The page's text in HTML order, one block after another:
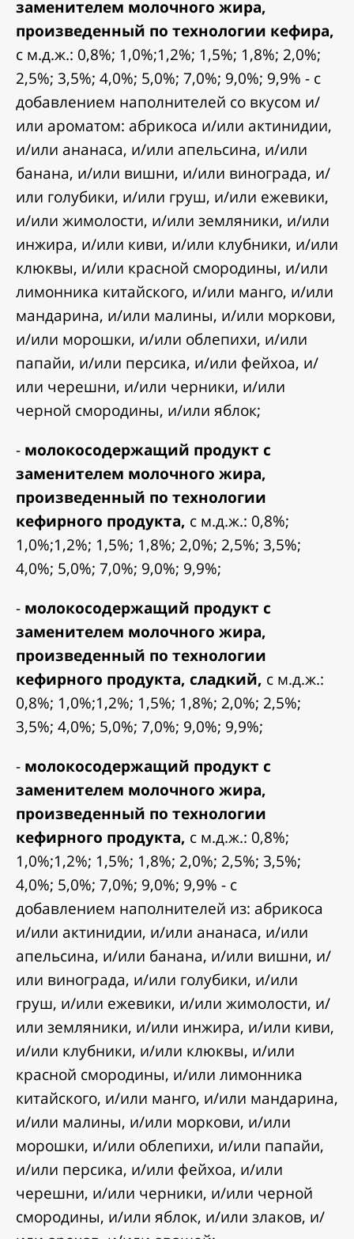
заменителем молочного жира,
произведенный по технологии кефира,
с м.д.ж.: 0,8%; 1,0%;1,2%; 1,5%; 1,8%; 2,0%;
2,5%; 3,5%; 4,0%; 5,0%; 7,0%; 9,0%; 9,9% - с
добавлением наполнителей со вкусом и/
или ароматом: абрикоса и/или актинидии,
и/или ананаса, и/или апельсина, и/или
банана, и/или вишни, и/или винограда, и/
или голубики, и/или груш, и/или ежевики,
и/или жимолости, и/или земляники, и/или
инжира, и/или киви, и/или клубники, и/или
клюквы, и/или красной смородины, и/или
лимонника китайского, и/или манго, и/или
мандарина, и/или малины, и/или моркови,
и/или морошки, и/или облепихи, и/или
папайи, и/или персика, и/или фейхоа, и/
или черешни, и/или черники, и/или
черной смородины, и/или яблок;
- молокосодержащий продукт с
заменителем молочного жира,
произведенный по технологии
кефирного продукта, с м.д.ж.: 0,8%;
1,0%;1,2%; 1,5%; 1,8%; 2,0%; 2,5%; 3,5%;
4,0%; 5,0%; 7,0%; 9,0%; 9,9%;
- молокосодержащий продукт с
заменителем молочного жира,
произведенный по технологии
кефирного продукта, сладкий, с м.д.ж.:
0,8%; 1,0%;1,2%; 1,5%; 1,8%; 2,0%; 2,5%;
3,5%; 4,0%; 5,0%; 7,0%; 9,0%; 9,9%;
- молокосодержащий продукт с
заменителем молочного жира,
произведенный по технологии
кефирного продукта, с м.д.ж.: 0,8%;
1,0%;1,2%; 1,5%; 1,8%; 2,0%; 2,5%; 3,5%;
4,0%; 5,0%; 7,0%; 9,0%; 9,9% - с
добавлением наполнителей из: абрикоса
и/или актинидии, и/или ананаса, и/или
апельсина, и/или банана, и/или вишни, и/
или винограда, и/или голубики, и/или
груш, и/или ежевики, и/или жимолости, и/
или земляники, и/или инжира, и/или киви,
и/или клубники, и/или клюквы, и/или
красной смородины, и/или лимонника
китайского, и/или манго, и/или мандарина,
и/или малины, и/или моркови, и/или
морошки, и/или облепихи, и/или папайи,
и/или персика, и/или фейхоа, и/или
черешни, и/или черники, и/или черной
смородины, и/или яблок, и/или злаков, и/